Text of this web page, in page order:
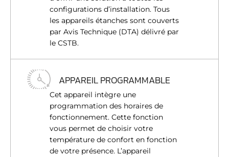
configurations d’installation. Tous
les appareils étanches sont couverts
par Avis Technique (DTA) délivré par
le CSTB.
APPAREIL PROGRAMMABLE
Cet appareil intègre une
programmation des horaires de
fonctionnement. Cette fonction
vous permet de choisir votre
température de confort en fonction
de votre présence. L’appareil